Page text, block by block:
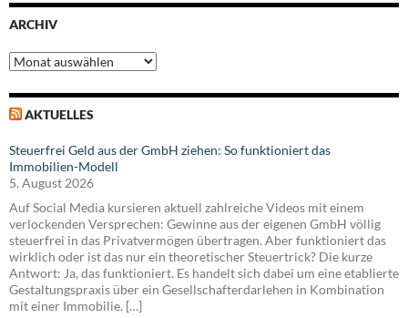
ARCHIV
Archiv
AKTUELLES
Steuerfrei Geld aus der GmbH ziehen: So funktioniert das
Immobilien-Modell
5. August 2026
Auf Social Media kursieren aktuell zahlreiche Videos mit einem
verlockenden Versprechen: Gewinne aus der eigenen GmbH völlig
steuerfrei in das Privatvermögen übertragen. Aber funktioniert das
wirklich oder ist das nur ein theoretischer Steuertrick? Die kurze
Antwort: Ja, das funktioniert. Es handelt sich dabei um eine etablierte
Gestaltungspraxis über ein Gesellschafterdarlehen in Kombination
mit einer Immobilie. […]